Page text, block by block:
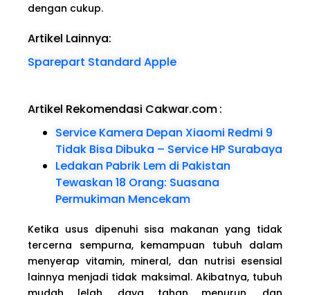
dengan cukup.
Artikel Lainnya:
Sparepart Standard Apple
Artikel Rekomendasi Cakwar.com:
Service Kamera Depan Xiaomi Redmi 9
Tidak Bisa Dibuka – Service HP Surabaya
Ledakan Pabrik Lem di Pakistan
Tewaskan 18 Orang: Suasana
Permukiman Mencekam
Ketika usus dipenuhi sisa makanan yang tidak
tercerna sempurna, kemampuan tubuh dalam
menyerap vitamin, mineral, dan nutrisi esensial
lainnya menjadi tidak maksimal. Akibatnya, tubuh